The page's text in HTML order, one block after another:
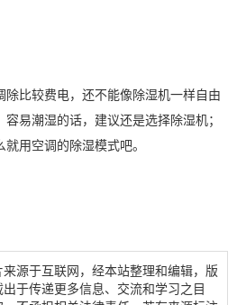
比较费电，还不能像除湿机一样自由
易潮湿的话，建议还是选择除湿机；
用空调的除湿模式吧。
源于互联网，经本站整理和编辑，版
于传递更多信息、交流和学习之目